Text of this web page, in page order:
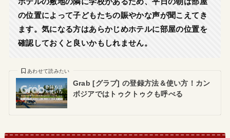
の位置によって子どもたちの賑やかな声が聞こえてき
ます。気になる方はあらかじめホテルに部屋の位置を
確認しておくと良いかもしれません。
Grab [グラブ] の登録方法＆使い方！カン
ボジアではトゥクトゥクも呼べる
あわせて読みたい